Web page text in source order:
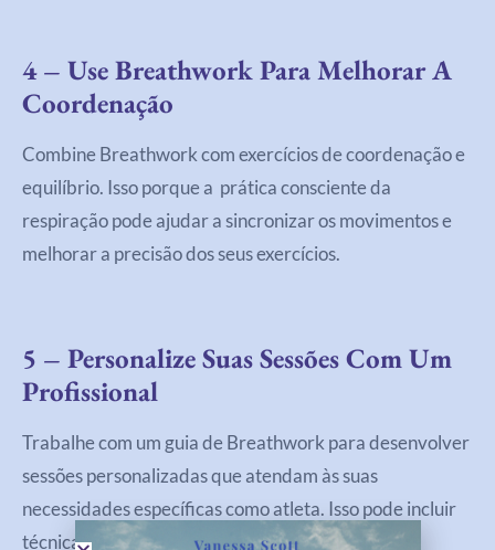
4 – Use Breathwork Para Melhorar A
Coordenação
Combine Breathwork com exercícios de coordenação e
equilíbrio. Isso porque a prática consciente da
respiração pode ajudar a sincronizar os movimentos e
melhorar a precisão dos seus exercícios.
5 – Personalize Suas Sessões Com Um
Profissional
Trabalhe com um guia de Breathwork para desenvolver
sessões personalizadas que atendam às suas
necessidades específicas como atleta. Isso pode incluir
técnicas avançadas e ajustes baseados em seu